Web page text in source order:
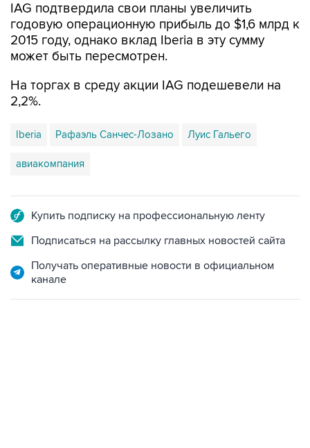
IAG подтвердила свои планы увеличить
годовую операционную прибыль до $1,6 млрд к
2015 году, однако вклад Iberia в эту сумму
может быть пересмотрен.
На торгах в среду акции IAG подешевели на
2,2%.
Iberia Рафаэль Санчес-Лозано Луис Гальего
авиакомпания
Купить подписку на профессиональную ленту
Подписаться на рассылку главных новостей сайта
Получать оперативные новости в официальном
канале